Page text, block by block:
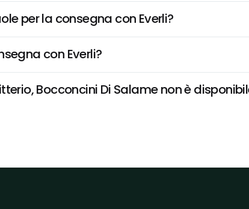
per la consegna con Everli?
con Everli?
Bocconcini Di Salame non è